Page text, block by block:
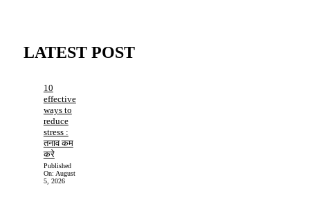
LATEST POST
10
effective
ways to
reduce
stress :
तनाव कम
करे
Published
On: August
5, 2026